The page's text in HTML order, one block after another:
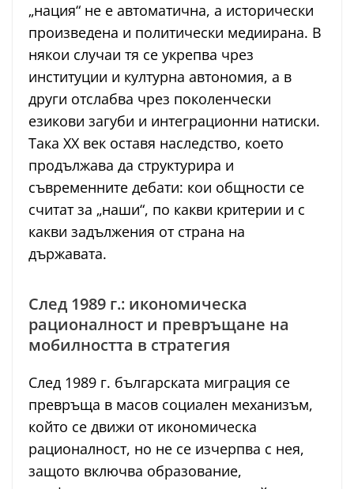
„нация“ не е автоматична, а исторически
произведена и политически медиирана. В
някои случаи тя се укрепва чрез
институции и културна автономия, а в
други отслабва чрез поколенчески
езикови загуби и интеграционни натиски.
Така XX век оставя наследство, което
продължава да структурира и
съвременните дебати: кои общности се
считат за „наши“, по какви критерии и с
какви задължения от страна на
държавата.
След 1989 г.: икономическа
рационалност и превръщане на
мобилността в стратегия
След 1989 г. българската миграция се
превръща в масов социален механизъм,
който се движи от икономическа
рационалност, но не се изчерпва с нея,
защото включва образование,